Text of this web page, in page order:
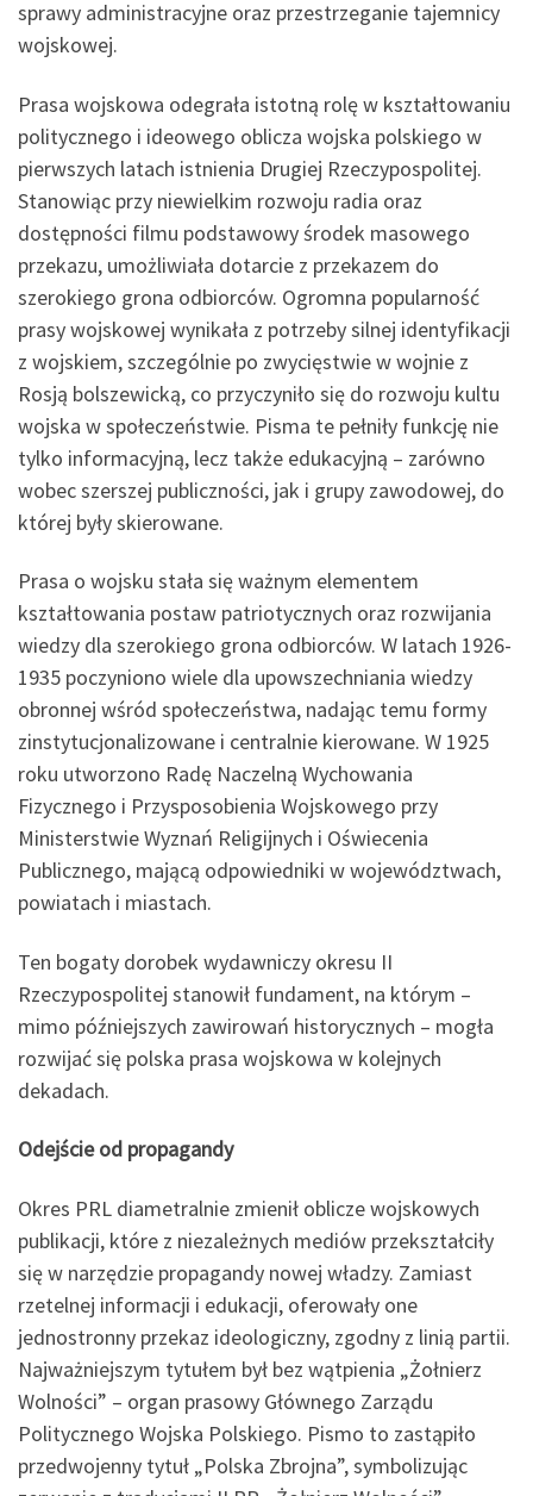
sprawy administracyjne oraz przestrzeganie tajemnicy
wojskowej.
Prasa wojskowa odegrała istotną rolę w kształtowaniu
politycznego i ideowego oblicza wojska polskiego w
pierwszych latach istnienia Drugiej Rzeczypospolitej.
Stanowiąc przy niewielkim rozwoju radia oraz
dostępności filmu podstawowy środek masowego
przekazu, umożliwiała dotarcie z przekazem do
szerokiego grona odbiorców. Ogromna popularność
prasy wojskowej wynikała z potrzeby silnej identyfikacji
z wojskiem, szczególnie po zwycięstwie w wojnie z
Rosją bolszewicką, co przyczyniło się do rozwoju kultu
wojska w społeczeństwie. Pisma te pełniły funkcję nie
tylko informacyjną, lecz także edukacyjną – zarówno
wobec szerszej publiczności, jak i grupy zawodowej, do
której były skierowane.
Prasa o wojsku stała się ważnym elementem
kształtowania postaw patriotycznych oraz rozwijania
wiedzy dla szerokiego grona odbiorców. W latach 1926-
1935 poczyniono wiele dla upowszechniania wiedzy
obronnej wśród społeczeństwa, nadając temu formy
zinstytucjonalizowane i centralnie kierowane. W 1925
roku utworzono Radę Naczelną Wychowania
Fizycznego i Przysposobienia Wojskowego przy
Ministerstwie Wyznań Religijnych i Oświecenia
Publicznego, mającą odpowiedniki w województwach,
powiatach i miastach.
Ten bogaty dorobek wydawniczy okresu II
Rzeczypospolitej stanowił fundament, na którym –
mimo późniejszych zawirowań historycznych – mogła
rozwijać się polska prasa wojskowa w kolejnych
dekadach.
Odejście od propagandy
Okres PRL diametralnie zmienił oblicze wojskowych
publikacji, które z niezależnych mediów przekształciły
się w narzędzie propagandy nowej władzy. Zamiast
rzetelnej informacji i edukacji, oferowały one
jednostronny przekaz ideologiczny, zgodny z linią partii.
Najważniejszym tytułem był bez wątpienia „Żołnierz
Wolności” – organ prasowy Głównego Zarządu
Politycznego Wojska Polskiego. Pismo to zastąpiło
przedwojenny tytuł „Polska Zbrojna”, symbolizując